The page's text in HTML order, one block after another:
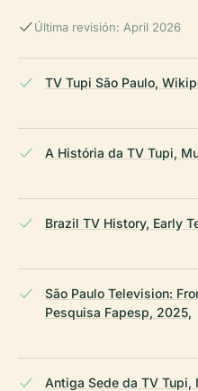
Última revisión: April 2026
TV Tupi São Paulo,
A História da TV Tupi,
Brazil TV History, Early
São Paulo Television:
Pesquisa Fapesp, 2025,
Antiga Sede da TV Tupi,